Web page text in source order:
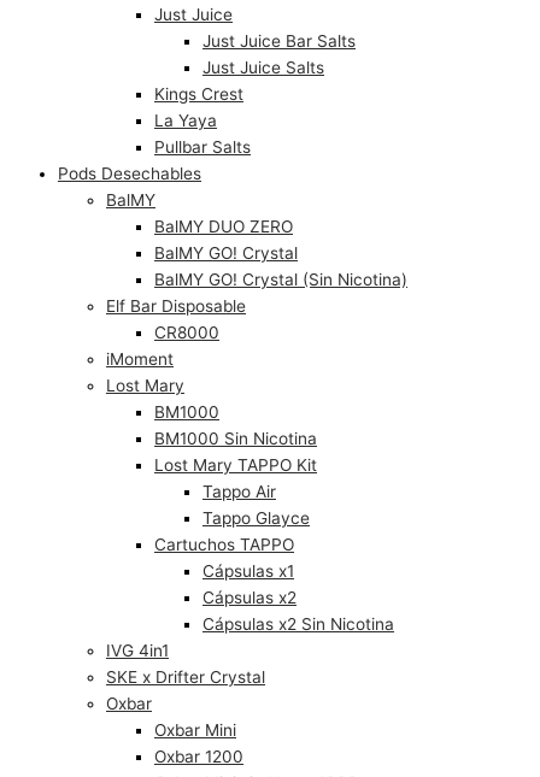
Just Juice
Just Juice Bar Salts
Just Juice Salts
Kings Crest
La Yaya
Pullbar Salts
Pods Desechables
BalMY
BalMY DUO ZERO
BalMY GO! Crystal
BalMY GO! Crystal (Sin Nicotina)
Elf Bar Disposable
CR8000
iMoment
Lost Mary
BM1000
BM1000 Sin Nicotina
Lost Mary TAPPO Kit
Tappo Air
Tappo Glayce
Cartuchos TAPPO
Cápsulas x1
Cápsulas x2
Cápsulas x2 Sin Nicotina
IVG 4in1
SKE x Drifter Crystal
Oxbar
Oxbar Mini
Oxbar 1200